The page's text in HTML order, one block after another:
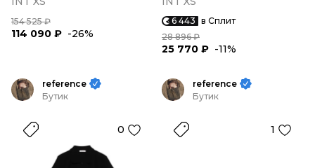
154 525 ₽
114 090 ₽ -26%
6 443 в Сплит
28 896 ₽
25 770 ₽ -11%
reference
Бутик
0
reference
Бутик
1